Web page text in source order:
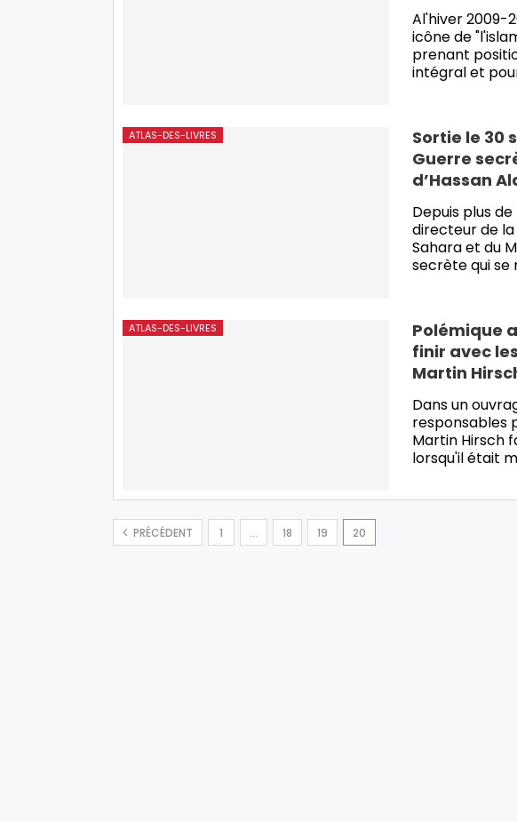
Al'hiver 2009-
icône de
prenant
intégral et
ATLAS-DES-LIVRES
Sortie le 30
Guerre
d’Hassan
Depuis plus
directeur de la
Sahara et du
secrète qui se
ATLAS-DES-LIVRES
Polémique
finir avec
Martin
Dans un
responsables
Martin Hirsch
lorsqu'il était
PRÉCÉDENT 1 … 18 19 20